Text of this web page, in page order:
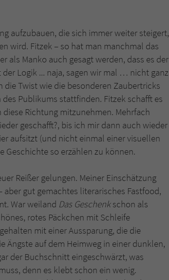
aufzubauen, die sich immer weiter steigert,
wird. Fitzek – so hat man manchmal das
als Manko auch gesagt werden, dass es der
Logik ... naja, sagen wir mal … nicht ganz
Twist wie die besonderen Zaubertricks
Publikums stattfinden. Fitzek schafft es
Richtung mitzunehmen. Mehrfach
geschafft?, bis ich mir dann auch wieder
aufsitzt (und nicht einmal einer visuellen
Geschichte so erzählen zu können.
Reißer gelungen. Meiner Einschätzung
gut gemachtes literarisches Fastfood,
War weiland Das Geschenkschon als
rotes Päckchen mit Schleife
mit einer Aussparung, die die
Ängste auf dem Heimweg in einer dunklen,
der Buchschnitt eingeschwärzt, was
denn es klebt schon ein wenig.